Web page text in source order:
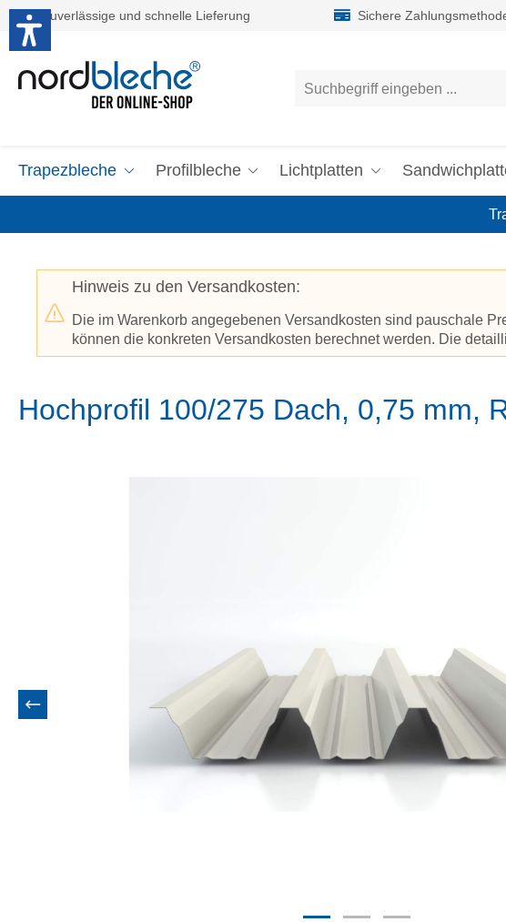
Hauptinhalt springen
Zur Suche springen
Zuverlässige und schnelle Lieferung Sichere
Trapezbleche Profilbleche Lichtplatten
Hinweis zu den Versandkosten:
Die im Warenkorb angegebenen Versandkosten sind pauschale
können die konkreten Versandkosten berechnet werden. Die
Hochprofil 100/275 Dach, 0,75 mm,